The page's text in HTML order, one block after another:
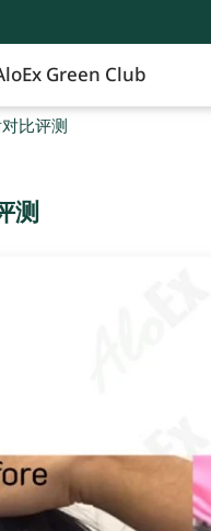
Green Club
比评测
测